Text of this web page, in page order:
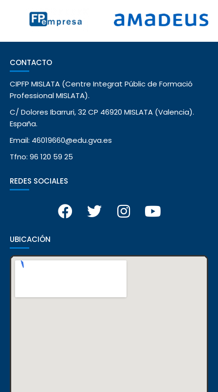
CONTACTO
CIPFP MISLATA (Centre Integrat Públic de Formació
Professional MISLATA).
C/ Dolores Ibarruri, 32 CP 46920 MISLATA (Valencia).
España.
Email: 46019660@edu.gva.es
Tfno: 96 120 59 25
REDES SOCIALES
UBICACIÓN